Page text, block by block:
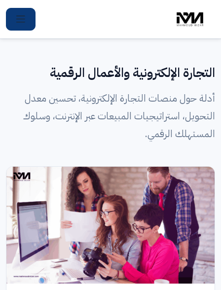
التجارة الإلكترونية والأعمال الرقمية
أدلة حول منصات التجارة الإلكترونية، تحسين معدل
التحويل، استراتيجيات المبيعات عبر الإنترنت، وسلوك
المستهلك الرقمي.